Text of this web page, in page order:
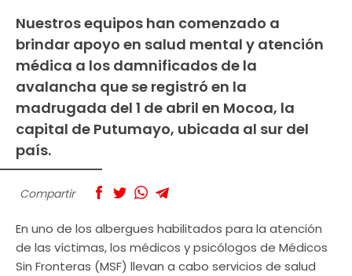
Nuestros equipos han comenzado a
brindar apoyo en salud mental y atención
médica a los damnificados de la
avalancha que se registró en la
madrugada del 1 de abril en Mocoa, la
capital de Putumayo, ubicada al sur del
país.
Compartir
En uno de los albergues habilitados para la atención
de las víctimas, los médicos y psicólogos de Médicos
Sin Fronteras (MSF) llevan a cabo servicios de salud